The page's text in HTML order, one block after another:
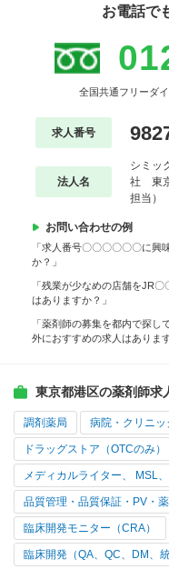
お電話で
全国共通フリーダ
求人番号
法人名
シミッ
社 東
担当）
お問い合わせの例
「求人番号〇〇〇〇〇〇に
か？」
「残業が少なめの店舗をJR
はありますか？」
「薬剤師の募集を都内で探
外におすすめの求人はありま
東京都港区の薬剤師求
調剤薬局 病院・クリニッ
ドラッグストア（OTCのみ）
メディカルライター、 MSL
品質管理・品質保証・PV・
臨床開発モニター（CRA）
臨床開発（QA、QC、DM、